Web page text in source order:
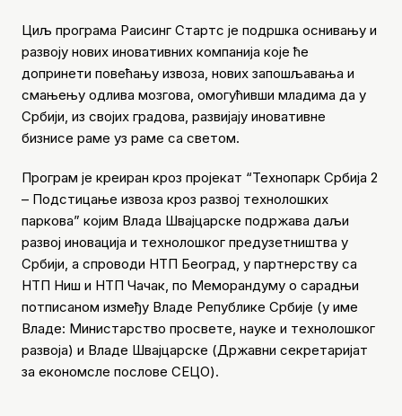
Циљ програма Раисинг Стартс је подршка оснивању и
развоју нових иновативних компанија које ће
допринети повећању извоза, нових запошљавања и
смањењу одлива мозгова, омогућивши младима да у
Србији, из својих градова, развијају иновативне
бизнисе раме уз раме са светом.
Програм је креиран кроз пројекат “Технопарк Србија 2
– Подстицање извоза кроз развој технолошких
паркова” којим Влада Швајцарске подржава даљи
развој иновација и технолошког предузетништва у
Србији, а спроводи НТП Београд, у партнерству са
НТП Ниш и НТП Чачак, по Меморандуму о сарадњи
потписаном између Владе Републике Србије (у име
Владе: Министарство просвете, науке и технолошког
развоја) и Владе Швајцарске (Државни секретаријат
за економсле послове СЕЦО).